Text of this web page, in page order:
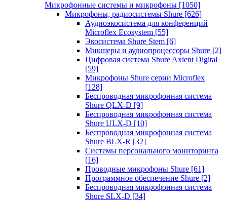
Микрофонные системы и микрофоны [1050]
Микрофоны, радиосистемы Shure [626]
Аудиоэкосистема для конференций
Microflex Ecosystem [55]
Экосистема Shure Stem [6]
Микшеры и аудиопроцессоры Shure [2]
Цифровая система Shure Axient Digital
[59]
Микрофоны Shure серии Microflex
[128]
Беспроводная микрофонная система
Shure QLX-D [9]
Беспроводная микрофонная система
Shure ULX-D [10]
Беспроводная микрофонная система
Shure BLX-R [32]
Системы персонального мониторинга
[16]
Проводные микрофоны Shure [61]
Программное обеспечение Shure [2]
Беспроводная микрофонная система
Shure SLX-D [34]